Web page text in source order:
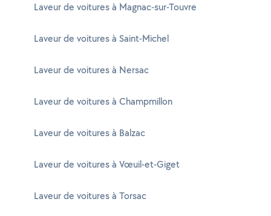
Laveur de voitures à Magnac-sur-Touvre
Laveur de voitures à Saint-Michel
Laveur de voitures à Nersac
Laveur de voitures à Champmillon
Laveur de voitures à Balzac
Laveur de voitures à Vœuil-et-Giget
Laveur de voitures à Torsac